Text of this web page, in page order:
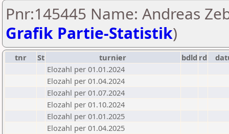
Pnr:145445 Name: Andreas
Grafik Partie-Statistik)
tnr St turnier bdld rd
Elozahl per 01.01.2024
Elozahl per 01.04.2024
Elozahl per 01.07.2024
Elozahl per 01.10.2024
Elozahl per 01.01.2025
Elozahl per 01.04.2025